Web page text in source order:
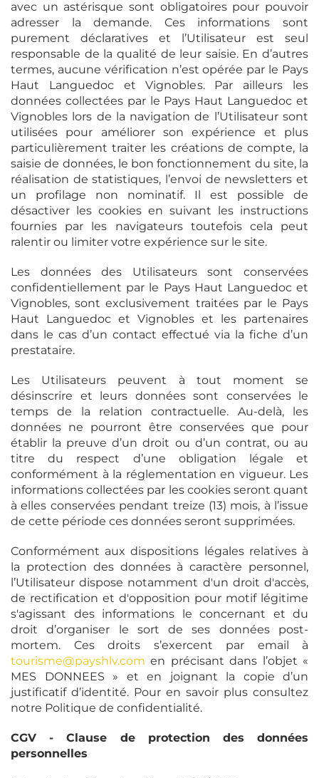
avec un astérisque sont obligatoires pour pouvoir
adresser la demande. Ces informations sont
purement déclaratives et l’Utilisateur est seul
responsable de la qualité de leur saisie. En d’autres
termes, aucune vérification n’est opérée par le Pays
Haut Languedoc et Vignobles. Par ailleurs les
données collectées par le Pays Haut Languedoc et
Vignobles lors de la navigation de l’Utilisateur sont
utilisées pour améliorer son expérience et plus
particulièrement traiter les créations de compte, la
saisie de données, le bon fonctionnement du site, la
réalisation de statistiques, l’envoi de newsletters et
un profilage non nominatif. Il est possible de
désactiver les cookies en suivant les instructions
fournies par les navigateurs toutefois cela peut
ralentir ou limiter votre expérience sur le site.
Les données des Utilisateurs sont conservées
confidentiellement par le Pays Haut Languedoc et
Vignobles, sont exclusivement traitées par le Pays
Haut Languedoc et Vignobles et les partenaires
dans le cas d’un contact effectué via la fiche d’un
prestataire.
Les Utilisateurs peuvent à tout moment se
désinscrire et leurs données sont conservées le
temps de la relation contractuelle. Au-delà, les
données ne pourront être conservées que pour
établir la preuve d’un droit ou d’un contrat, ou au
titre du respect d’une obligation légale et
conformément à la réglementation en vigueur. Les
informations collectées par les cookies seront quant
à elles conservées pendant treize (13) mois, à l’issue
de cette période ces données seront supprimées.
Conformément aux dispositions légales relatives à
la protection des données à caractère personnel,
l’Utilisateur dispose notamment d'un droit d'accès,
de rectification et d'opposition pour motif légitime
s'agissant des informations le concernant et du
droit d’organiser le sort de ses données post-
mortem. Ces droits s’exercent par email à
tourisme@payshlv.com en précisant dans l’objet «
MES DONNEES » et en joignant la copie d’un
justificatif d’identité. Pour en savoir plus consultez
notre Politique de confidentialité.
CGV - Clause de protection des données
personnelles